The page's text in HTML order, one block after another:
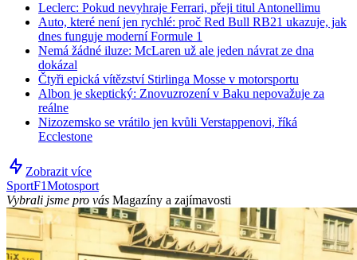
Leclerc: Pokud nevyhraje Ferrari, přeji titul Antonellimu
Auto, které není jen rychlé: proč Red Bull RB21 ukazuje, jak
dnes funguje moderní Formule 1
Nemá žádné iluze: McLaren už ale jeden návrat ze dna
dokázal
Čtyři epická vítězství Stirlinga Mosse v motorsportu
Albon je skeptický: Znovuzrození v Baku nepovažuje za
reálne
Nizozemsko se vrátilo jen kvůli Verstappenovi, říká
Ecclestone
Zobrazit více
SportF1Motosport
Vybrali jsme pro vás Magazíny a zajímavosti